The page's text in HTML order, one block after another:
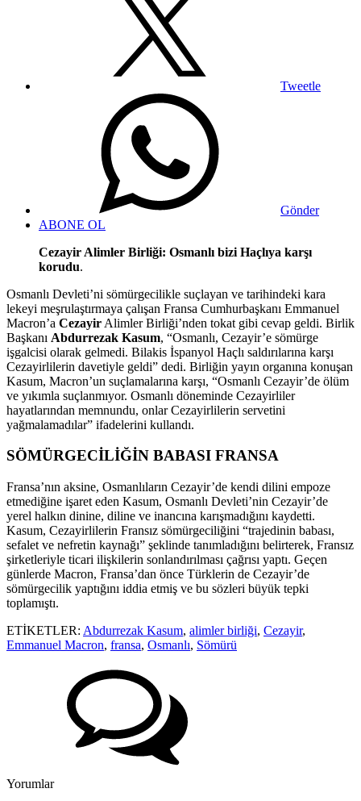
Tweetle
Gönder
ABONE OL
Cezayir Alimler Birliği: Osmanlı bizi Haçlıya karşı
korudu.
Osmanlı Devleti’ni sömürgecilikle suçlayan ve tarihindeki kara
lekeyi meşrulaştırmaya çalışan Fransa Cumhurbaşkanı Emmanuel
Macron’a Cezayir Alimler Birliği’nden tokat gibi cevap geldi. Birlik
Başkanı Abdurrezak Kasum, “Osmanlı, Cezayir’e sömürge
işgalcisi olarak gelmedi. Bilakis İspanyol Haçlı saldırılarına karşı
Cezayirlilerin davetiyle geldi” dedi. Birliğin yayın organına konuşan
Kasum, Macron’un suçlamalarına karşı, “Osmanlı Cezayir’de ölüm
ve yıkımla suçlanmıyor. Osmanlı döneminde Cezayirliler
hayatlarından memnundu, onlar Cezayirlilerin servetini
yağmalamadılar” ifadelerini kullandı.
SÖMÜRGECİLİĞİN BABASI FRANSA
Fransa’nın aksine, Osmanlıların Cezayir’de kendi dilini empoze
etmediğine işaret eden Kasum, Osmanlı Devleti’nin Cezayir’de
yerel halkın dinine, diline ve inancına karışmadığını kaydetti.
Kasum, Cezayirlilerin Fransız sömürgeciliğini “trajedinin babası,
sefalet ve nefretin kaynağı” şeklinde tanımladığını belirterek, Fransız
şirketleriyle ticari ilişkilerin sonlandırılması çağrısı yaptı. Geçen
günlerde Macron, Fransa’dan önce Türklerin de Cezayir’de
sömürgecilik yaptığını iddia etmiş ve bu sözleri büyük tepki
toplamıştı.
ETİKETLER: Abdurrezak Kasum, alimler birliği, Cezayir,
Emmanuel Macron, fransa, Osmanlı, Sömürü
Yorumlar